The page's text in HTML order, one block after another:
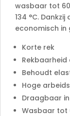
wasbaar tot
134 °C.
economisch in
Korte rek
Rekbaarheid
Behoudt
Hoge
Draagbaar
Wasbaar tot